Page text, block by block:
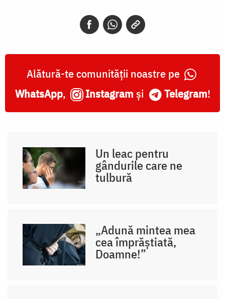
Alătură-te comunității noastre pe
WhatsApp, Instagram și Telegram!
Un leac pentru
gândurile care ne
tulbură
„Adună mintea mea
cea împrăștiată,
Doamne!”